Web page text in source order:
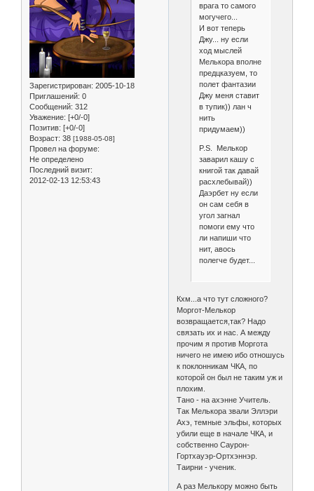
Зарегистрирован: 2005-10-18
Приглашений: 0
Сообщений: 312
Уважение: [+0/-0]
Позитив: [+0/-0]
Возраст: 38 [1988-05-08]
Провел на форуме:
Не определено
Последний визит:
2012-02-13 12:53:43
врага то самого
могучего...
И вот теперь
Джу... ну если
ход мыслей
Мелькора вполне
предцказуем, то
полет фантазии
Джу меня ставит
в тупик)) лан ч
нить
придумаем))
P.S. Мелькор
заварил кашу с
книгой так давай
расхлебывай))
Даэрбет ну если
он сам себя в
угол загнал
помоги ему что
ли напиши что
нит, авось
полегче будет...
Кхм...а что тут сложного?
Моргот-Мелькор
возвращается,так? Надо
связать их и нас. А между
прочим я против Моргота
ничего не имею ибо отношусь
к поклонникам ЧКА, по
которой он был не таким уж и
плохим.
Тано - на ахэнне Учитель.
Так Мелькора звали Эллэри
Ахэ, темные эльфы, которых
убили еще в начале ЧКА, и
собственно Саурон-
Гортхауэр-Ортхэннэр.
Таирни - ученик.
А раз Мелькору можно быть